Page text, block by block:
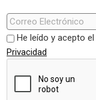
He leído y acepto el
Privacidad